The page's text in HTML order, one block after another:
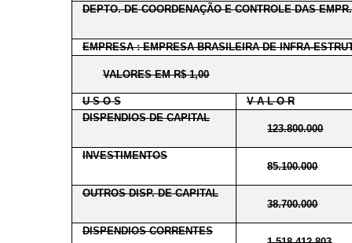
DEPTO. DE COORDENAÇÃO E CONTROLE DAS
EMPRESA : EMPRESA BRASILEIRA DE INFRA-
VALORES EM R$ 1,00
U S O S
V A L O R
DISPENDIOS DE CAPITAL
123.800.000
INVESTIMENTOS
85.100.000
OUTROS DISP. DE CAPITAL
38.700.000
DISPENDIOS CORRENTES